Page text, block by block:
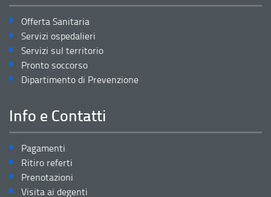
Offerta Sanitaria
Servizi ospedalieri
Servizi sul territorio
Pronto soccorso
Dipartimento di Prevenzione
Info e Contatti
Pagamenti
Ritiro referti
Prenotazioni
Visita ai degenti